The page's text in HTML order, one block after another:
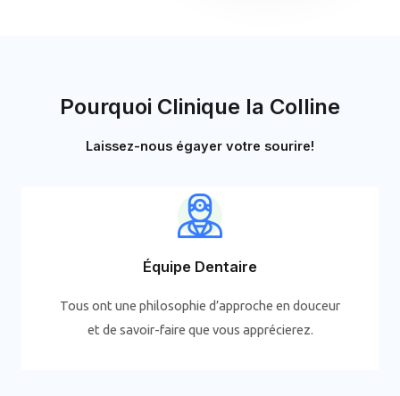
Pourquoi Clinique la Colline
Laissez-nous égayer votre sourire!
Équipe Dentaire
Tous ont une philosophie d’approche en douceur
et de savoir-faire que vous apprécierez.